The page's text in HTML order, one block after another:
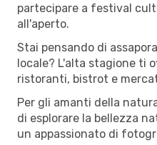
partecipare a festival
all'aperto.
Stai pensando di
locale? L'alta stagione ti
ristoranti, bistrot e
Per gli amanti della
di esplorare la bellezza
un appassionato di